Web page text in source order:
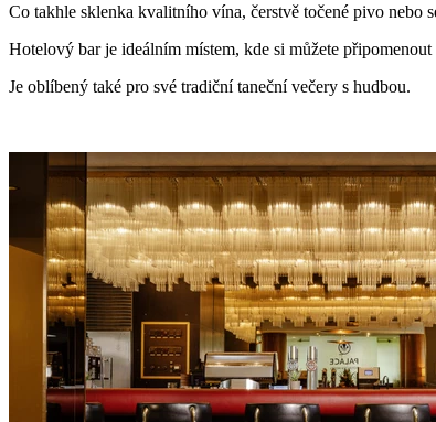
Co takhle sklenka kvalitního vína, čerstvě točené pivo nebo
Hotelový bar je ideálním místem, kde si můžete
Je oblíbený také pro své tradiční taneční večery s hudbou.